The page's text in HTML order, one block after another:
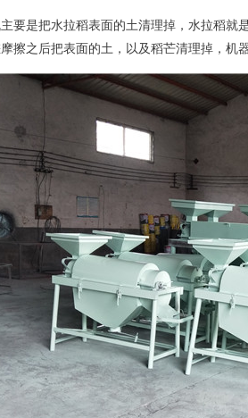
要是把水拉稻表面的土清理掉，水拉稻就
擦之后把表面的土，以及稻芒清理掉，机